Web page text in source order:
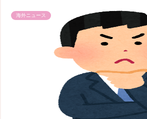
海外ニュース